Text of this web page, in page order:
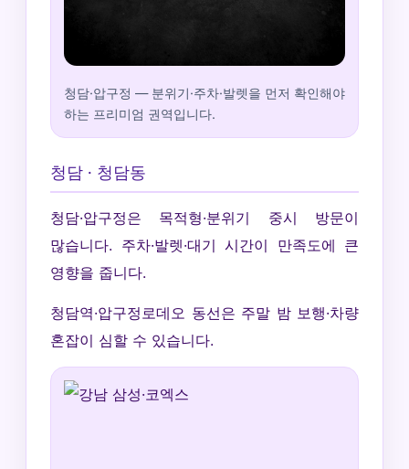
청담·압구정 — 분위기·주차·발렛을 먼저 확인해야
하는 프리미엄 권역입니다.
청담 · 청담동
청담·압구정은 목적형·분위기 중시 방문이
많습니다. 주차·발렛·대기 시간이 만족도에 큰
영향을 줍니다.
청담역·압구정로데오 동선은 주말 밤 보행·차량
혼잡이 심할 수 있습니다.